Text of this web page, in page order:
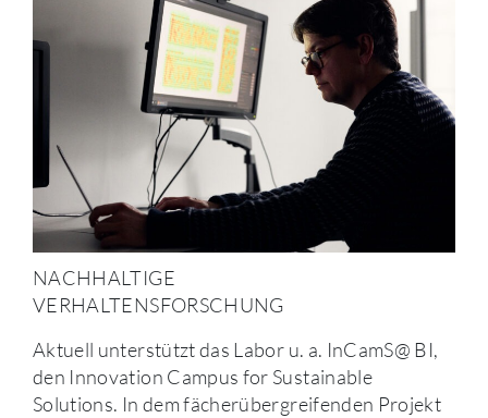
NACHHALTIGE
VERHALTENSFORSCHUNG
Aktuell unterstützt das Labor u. a. InCamS@ BI,
den Innovation Campus for Sustainable
Solutions. In dem fächerübergreifenden Projekt